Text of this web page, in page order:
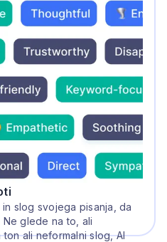
slog svojega pisanja, da
glede na to, ali
ali neformalni slog, AI